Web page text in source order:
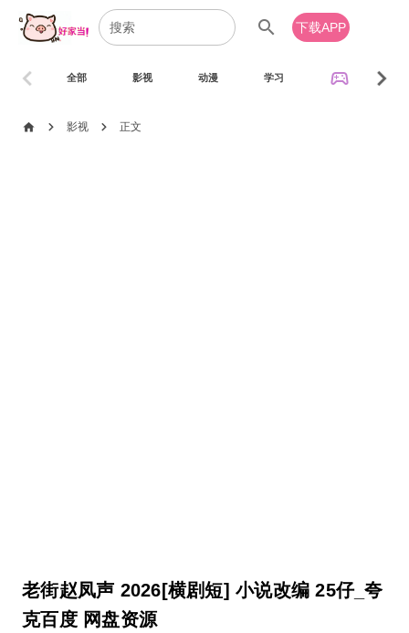
search 下载APP
全部 影视 动漫 学习 sports_esports
chevron_left chevron_right
home chevron_right 影视 chevron_right 正文
老街赵凤声 2026[横剧短] 小说改编 25仔_夸
克百度 网盘资源